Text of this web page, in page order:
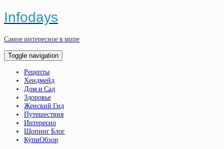
Infodays
Самое интересное в мире
Toggle navigation
Рецепты
Хендмейд
Дом и Сад
Здоровье
Женский Гид
Путешествия
Интересно
Шопинг Блог
КупиОбзор